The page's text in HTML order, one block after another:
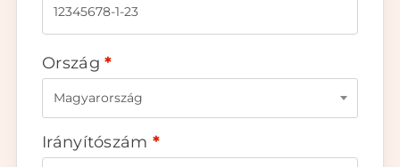
Ország*
Magyarország
Irányítószám *